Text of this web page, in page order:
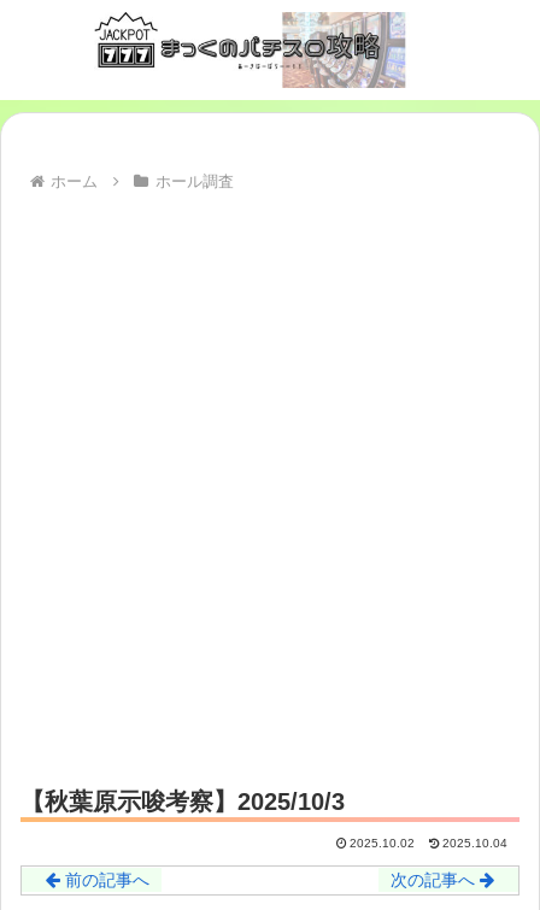
ホーム ホール調査
【秋葉原示唆考察】2025/10/3
2025.10.02 2025.10.04
前の記事へ 次の記事へ